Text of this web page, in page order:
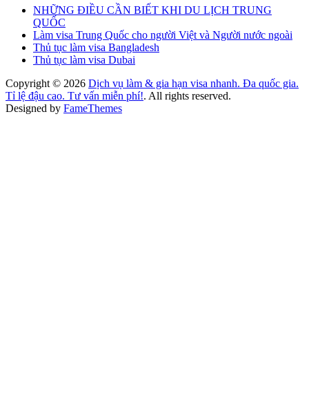
NHỮNG ĐIỀU CẦN BIẾT KHI DU LỊCH TRUNG
QUỐC
Làm visa Trung Quốc cho người Việt và Người nước ngoài
Thủ tục làm visa Bangladesh
Thủ tục làm visa Dubai
Copyright © 2026 Dịch vụ làm & gia hạn visa nhanh. Đa quốc gia.
Tỉ lệ đậu cao. Tư vấn miễn phí!. All rights reserved.
Designed by FameThemes